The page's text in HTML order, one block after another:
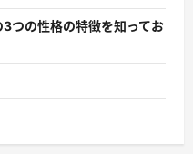
つの性格の特徴を知ってお